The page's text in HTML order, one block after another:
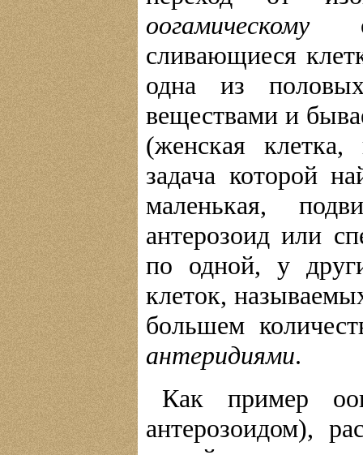
оогамическому
сливающиеся
одна из половых
веществами и
(женская
задача которой
маленькая,
антерозоид или
по одной, у
клеток,
большем
антеридиями.
Как пример
антерозоидом),